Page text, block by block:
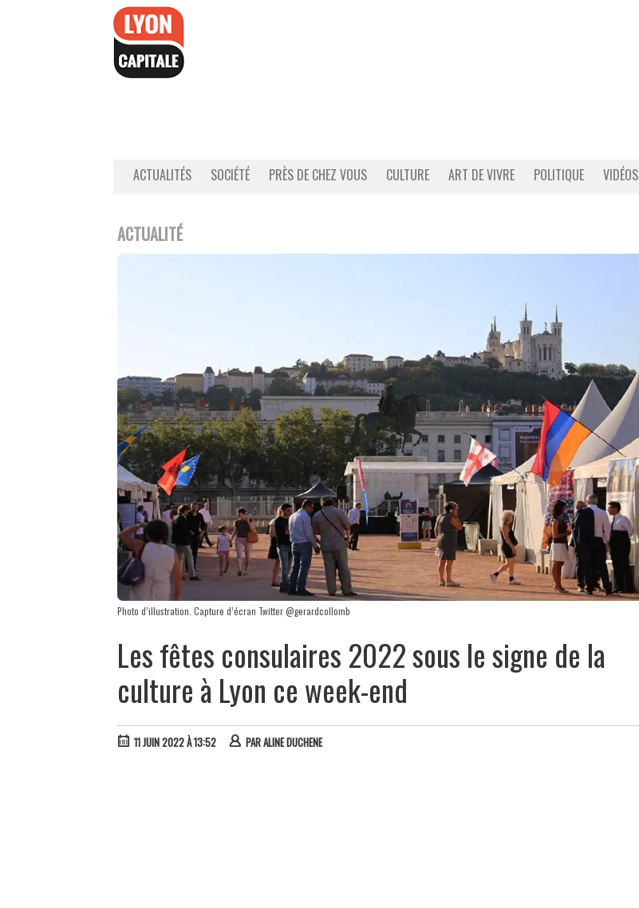
ACTUALITÉS SOCIÉTÉ PRÈS DE CHEZ VOUS CULTURE ART DE VIVRE POLITIQUE VIDÉOS
ACTUALITÉ
Photo d’illustration. Capture d’écran Twitter @gerardcollomb
Les fêtes consulaires 2022 sous le signe de la
culture à Lyon ce week-end
11 JUIN 2022 À 13:52 PARALINE DUCHENE